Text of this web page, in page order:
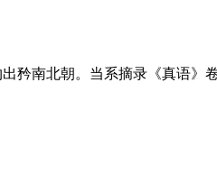
矜南北朝。当系摘录《真语》